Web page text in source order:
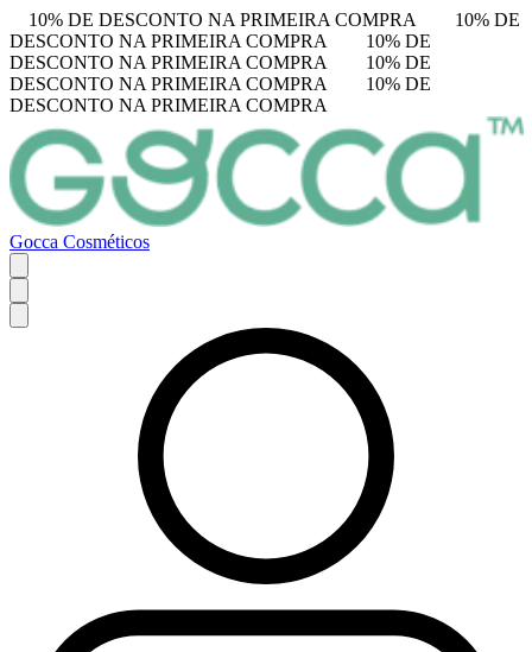
10% DE DESCONTO NA PRIMEIRA COMPRA
10% DE
DESCONTO NA PRIMEIRA COMPRA
10% DE
DESCONTO NA PRIMEIRA COMPRA
10% DE
DESCONTO NA PRIMEIRA COMPRA
10% DE
DESCONTO NA PRIMEIRA COMPRA
Gocca Cosméticos